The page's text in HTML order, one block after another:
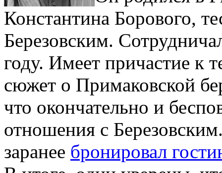
Константина Борового,
Березовским.
году. Имеет причастие к
сюжет о Примаковской
что окончательно и
отношения с
заранее бронировал